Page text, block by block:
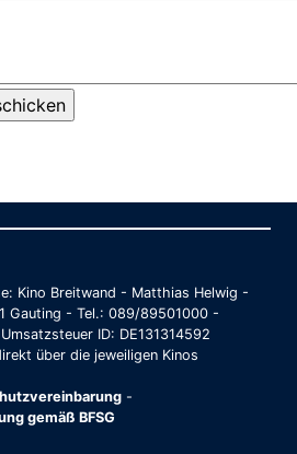
Kino Breitwand - Matthias Helwig -
Gauting - Tel.: 089/89501000 -
ID: DE131314592
über die jeweiligen Kinos
-
gemäß BFSG